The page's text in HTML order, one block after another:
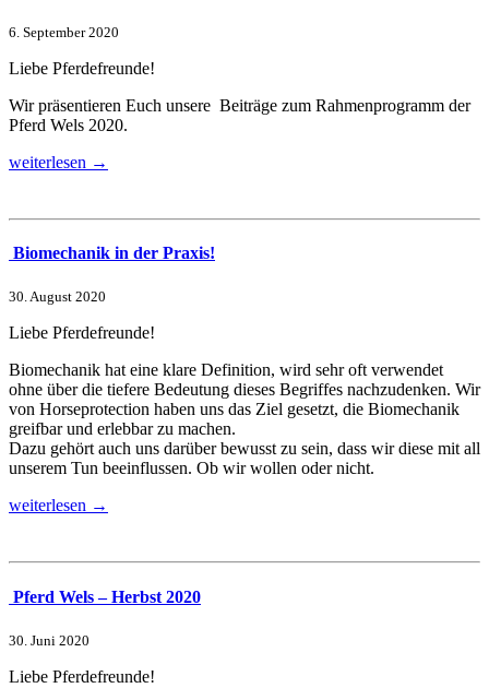
6. September 2020
Liebe Pferdefreunde!
Wir präsentieren Euch unsere Beiträge zum Rahmenprogramm der
Pferd Wels 2020.
weiterlesen →
Biomechanik in der Praxis!
30. August 2020
Liebe Pferdefreunde!
Biomechanik hat eine klare Definition, wird sehr oft verwendet
ohne über die tiefere Bedeutung dieses Begriffes nachzudenken. Wir
von Horseprotection haben uns das Ziel gesetzt, die Biomechanik
greifbar und erlebbar zu machen.
Dazu gehört auch uns darüber bewusst zu sein, dass wir diese mit all
unserem Tun beeinflussen. Ob wir wollen oder nicht.
weiterlesen →
Pferd Wels – Herbst 2020
30. Juni 2020
Liebe Pferdefreunde!